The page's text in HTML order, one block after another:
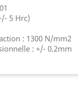
5 Hrc)
: 1300 N/mm2
: +/- 0.2mm